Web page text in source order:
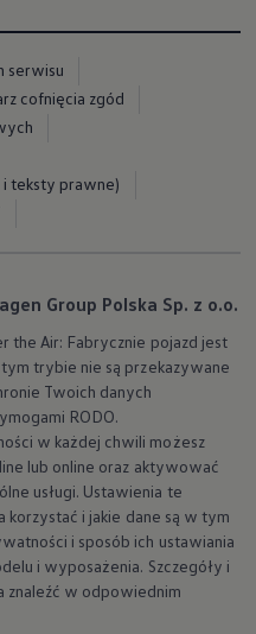
używanych
firm
RTI
biznesu
dla firm
serwisu
cofnięcia zgód
i teksty prawne)
Group Polska Sp. z o.o.
the Air: Fabrycznie pojazd jest
trybie nie są przekazywane
Twoich danych
RODO.
w każdej chwili możesz
lub online oraz aktywować
usługi. Ustawienia te
korzystać i jakie dane są w tym
i sposób ich ustawiania
i wyposażenia. Szczegóły i
znaleźć w odpowiednim